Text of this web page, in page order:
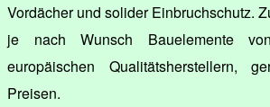
Vordächer und solider Einbruchschutz.
je nach Wunsch Bauelemente
europäischen Qualitätsherstellern,
Preisen.